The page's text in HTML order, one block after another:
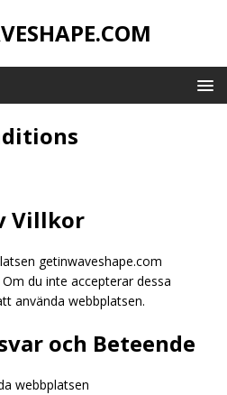
Villkor
getinwaveshape.com
du inte accepterar dessa
använda webbplatsen.
och Beteende
webbplatsen